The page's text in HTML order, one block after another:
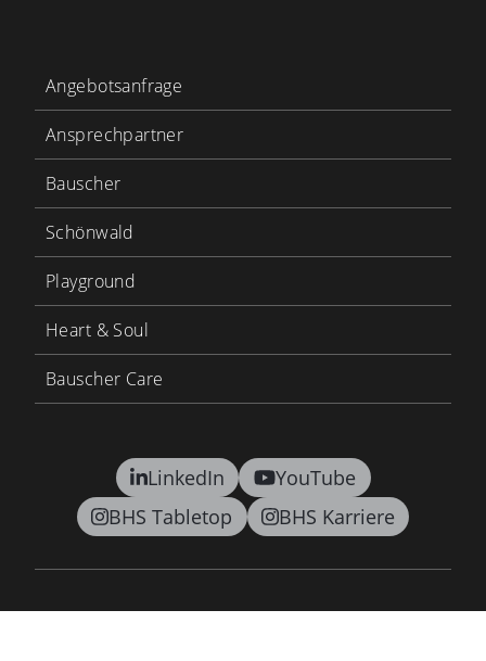
LinkedIn
YouTube
BHS Tabletop
BHS Karriere
Angebotsanfrage
Ansprechpartner
Bauscher
Schönwald
Playground
Heart & Soul
Bauscher Care